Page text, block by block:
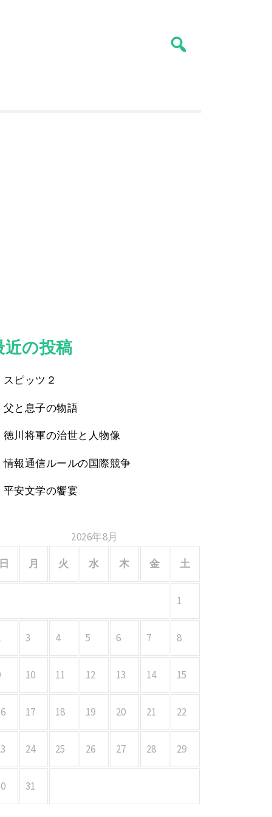
近の投稿
スピッツ２
父と息子の物語
徳川将軍の治世と人物像
情報通信ルールの国際競争
平安文学の饗宴
2026年8月
月 火 水 木 金 土
1
3 4 5 6 7 8
10 11 12 13 14 15
17 18 19 20 21 22
24 25 26 27 28 29
31